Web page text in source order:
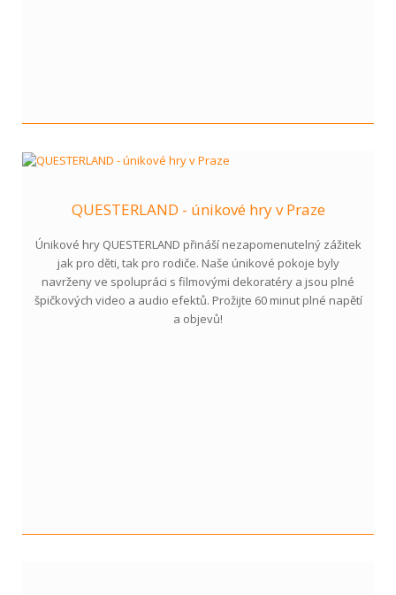
QUESTERLAND - únikové hry v Praze
Únikové hry QUESTERLAND přináší nezapomenutelný zážitek
jak pro děti, tak pro rodiče. Naše únikové pokoje byly
navrženy ve spolupráci s filmovými dekoratéry a jsou plné
špičkových video a audio efektů. Prožijte 60 minut plné napětí
a objevů!